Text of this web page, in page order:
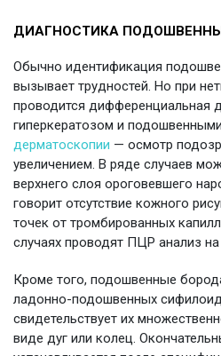
ДИАГНОСТИКА
Обычно идентификация
вызывает трудностей. Но при
проводится дифференциальная
гиперкератозом и
дерматоскопии — осмотр
увеличением. В ряде случаев
верхнего слоя ороговевшего
говорит отсутствие кожного
точек от тромбированных
случаях проводят ПЦР анализ
Кроме того, подошвенные
ладонно-подошвенных
свидетельствует их
виде дуг или колец.